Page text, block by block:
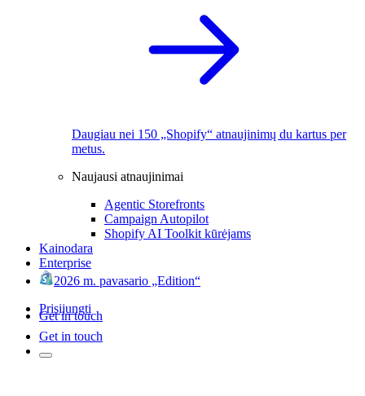
Daugiau nei 150 „Shopify“ atnaujinimų du kartus per
metus.
Naujausi atnaujinimai
Agentic Storefronts
Campaign Autopilot
Shopify AI Toolkit kūrėjams
Kainodara
Enterprise
2026 m. pavasario „Edition“
Prisijungti
Get in touch
Get in touch